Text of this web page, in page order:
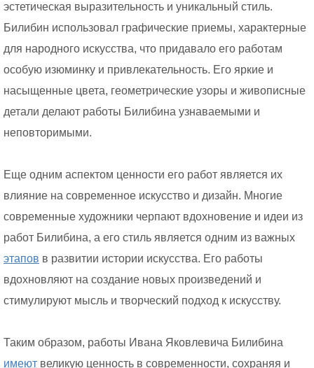
эстетическая выразительность и уникальный стиль.
Билибин использовал графические приемы, характерные
для народного искусства, что придавало его работам
особую изюминку и привлекательность. Его яркие и
насыщенные цвета, геометрические узоры и живописные
детали делают работы Билибина узнаваемыми и
неповторимыми.
Еще одним аспектом ценности его работ является их
влияние на современное искусство и дизайн. Многие
современные художники черпают вдохновение и идеи из
работ Билибина, а его стиль является одним из важных
этапов в развитии истории искусства. Его работы
вдохновляют на создание новых произведений и
стимулируют мысль и творческий подход к искусству.
Таким образом, работы Ивана Яковлевича Билибина
имеют великую ценность в современности, сохраняя и